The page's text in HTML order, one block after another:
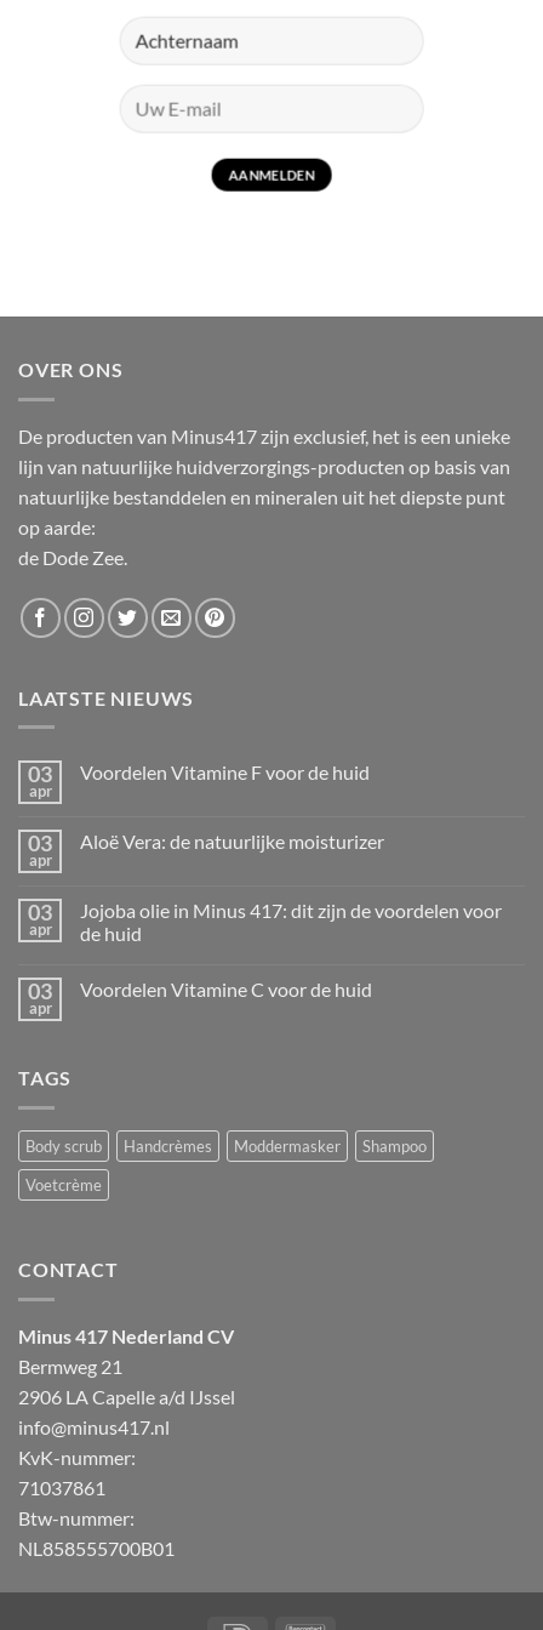
OVER ONS
De producten van Minus417 zijn exclusief, het is een unieke
lijn van natuurlijke huidverzorgings-producten op basis van
natuurlijke bestanddelen en mineralen uit het diepste punt
op aarde:
de Dode Zee.
LAATSTE NIEUWS
03
apr
Voordelen Vitamine F voor de huid
Voordelen
de
huid
03
apr
Aloë Vera: de natuurlijke moisturizer
Aloë
Vera:
de
03
apr
Jojoba olie in Minus 417: dit zijn de voordelen voor
de huid
op
voordelen
voor
de
03
apr
Voordelen Vitamine C voor de huid
huid
TAGS
Body scrub Handcrèmes Moddermasker
Shampoo
Voetcrème
CONTACT
Minus 417 Nederland CV
Bermweg 21
2906 LA Capelle a/d IJssel
info@minus417.nl
KvK-nummer:
71037861
Btw-nummer:
NL858555700B01